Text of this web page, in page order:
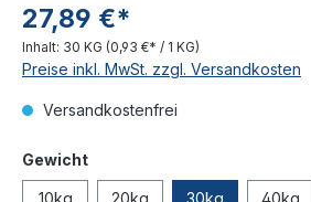
27,89 €*
Inhalt: 30 KG (0,93 €* / 1 KG)
Preise inkl. MwSt. zzgl. Versandkosten
Versandkostenfrei
Gewicht
10kg 20kg 30kg 40kg